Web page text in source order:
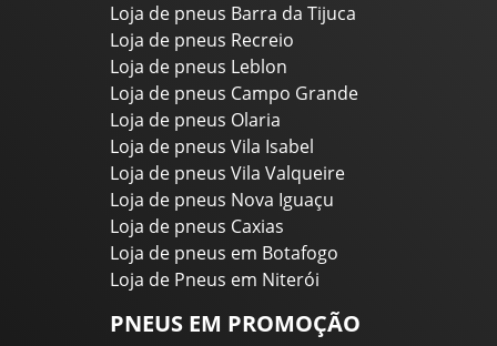
Loja de pneus Barra da Tijuca
Loja de pneus Recreio
Loja de pneus Leblon
Loja de pneus Campo Grande
Loja de pneus Olaria
Loja de pneus Vila Isabel
Loja de pneus Vila Valqueire
Loja de pneus Nova Iguaçu
Loja de pneus Caxias
Loja de pneus em Botafogo
Loja de Pneus em Niterói
PNEUS EM PROMOÇÃO